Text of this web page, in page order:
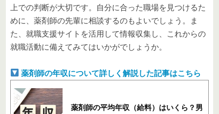
上での判断が大切です。自分に合った職場を見つけるた
めに、薬剤師の先輩に相談するのもよいでしょう。ま
た、就職支援サイトを活用して情報収集し、これからの
就職活動に備えてみてはいかがでしょうか。
薬剤師の年収について詳しく解説した記事はこちら
薬剤師の平均年収（給料）はいくら？男